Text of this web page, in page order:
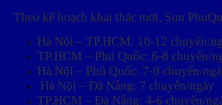
Theo kế hoạch khai thác mới, Sun
Hà Nội – TP.HCM: 10-12 chuyến/
TP.HCM – Phú Quốc: 6-8 chuyến/
Hà Nội – Phú Quốc: 7-9 chuyến/
Hà Nội – Đà Nẵng: 7 chuyến/ngày
TP.HCM – Đà Nẵng: 4-6 chuyến/